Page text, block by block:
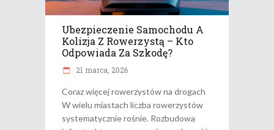
Ubezpieczenie Samochodu A
Kolizja Z Rowerzystą – Kto
Odpowiada Za Szkodę?
21 marca, 2026
Coraz więcej rowerzystów na drogach
W wielu miastach liczba rowerzystów
systematycznie rośnie. Rozbudowa